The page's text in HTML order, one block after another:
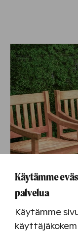
äärellä
Käytämme
palvelua
Käytämme